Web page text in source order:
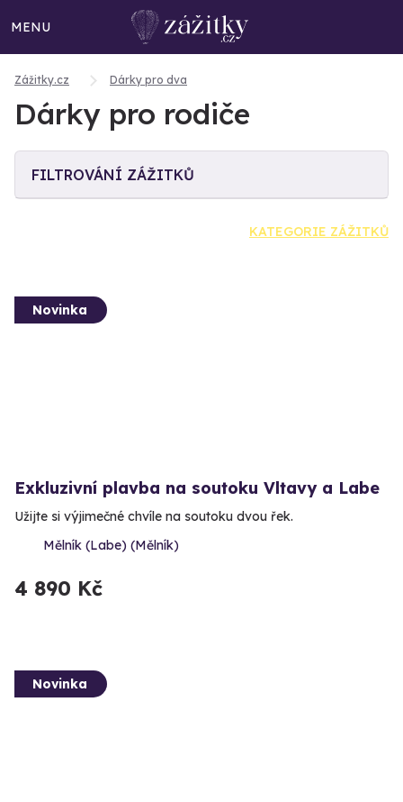
MENU
Zážitky.cz Dárky pro dva
Dárky pro rodiče
FILTROVÁNÍ ZÁŽITKŮ
KATEGORIE ZÁŽITKŮ
Novinka
Exkluzivní plavba na soutoku Vltavy a Labe
Užijte si výjimečné chvíle na soutoku dvou řek.
Mělník (Labe) (Mělník)
4 890 Kč
Novinka